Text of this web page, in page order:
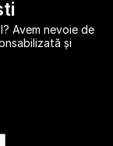
Avem nevoie de
și